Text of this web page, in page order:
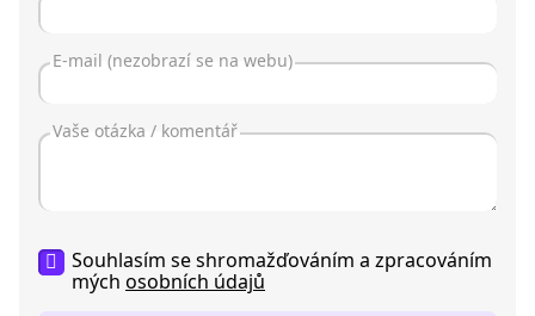
Souhlasím se shromažďováním a zpracováním
mých osobních údajů